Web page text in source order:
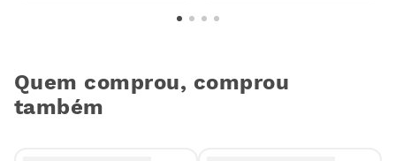
Quem comprou, comprou
também